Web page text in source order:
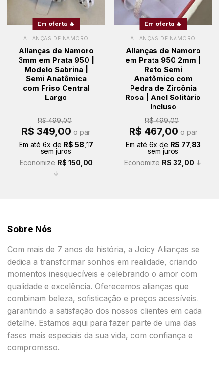
Em oferta 🔥
ALIANÇAS DE NAMORO
Alianças de Namoro
3mm em Prata 950 |
Modelo Sabrina |
Semi Anatômica
com Friso Central
Largo
R$499,00
O
preço
era:
R$ 499,00.
R$ 349,00 preço
é:
o par
Em até 6x de R$ 58,17
sem juros
Economize R$ 150,00
↓
Em oferta 🔥
ALIANÇAS DE NAMORO
Alianças de Namoro
em Prata 950 2mm |
Reto Semi
Anatômico com
Pedra de Zircônia
Rosa | Anel Solitário
Incluso
R$499,00
O
preço
era:
R$ 499,00.
R$ 467,00preço
é:
R$ 467,00.
o par
Em até 6x de R$ 77,83
sem juros
Economize R$ 32,00 ↓
Sobre Nós
Com mais de 7 anos de história, a Joicy Alianças se
dedica a transformar sonhos em realidade, criando
momentos inesquecíveis e celebrando o amor com
qualidade e excelência. Oferecemos alianças que
combinam beleza, sofisticação e preços acessíveis,
garantindo a satisfação dos nossos clientes em cada
detalhe. Estamos aqui para fazer parte de uma das
fases mais especiais da sua vida, com confiança e
compromisso.